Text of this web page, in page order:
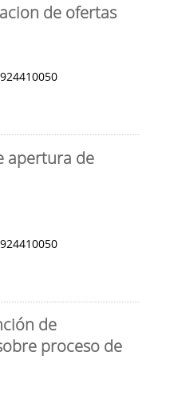
de ofertas
apertura de
de
proceso de